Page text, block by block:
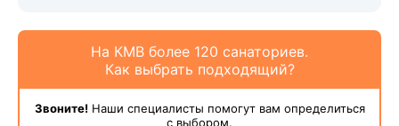
На КМВ более 120 санаториев.
Как выбрать подходящий?
Звоните!Наши специалисты помогут вам определиться
с выбором.